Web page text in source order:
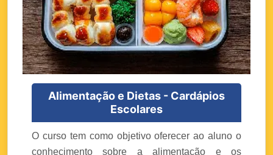
Alimentação e Dietas - Cardápios
Escolares
O curso tem como objetivo oferecer ao aluno o
conhecimento sobre a alimentação e os